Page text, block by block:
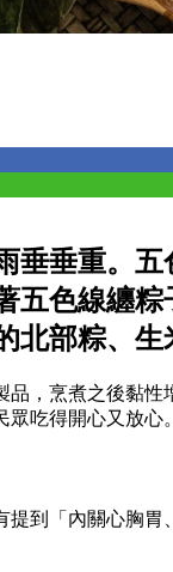
垂垂重。
五色線纏
北部粽、
，烹煮之後黏
眾吃得開心又放心
提到「內關心胸